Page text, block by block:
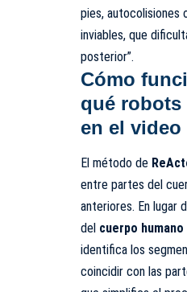
pies, autocolisiones
inviables, que
posterior”.
Cómo
qué robots
en el video
El método de
entre partes del
anteriores. En lugar
del cuerpo humano
identifica los
coincidir con las